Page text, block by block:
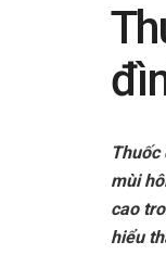
mùi
cao
hiểu